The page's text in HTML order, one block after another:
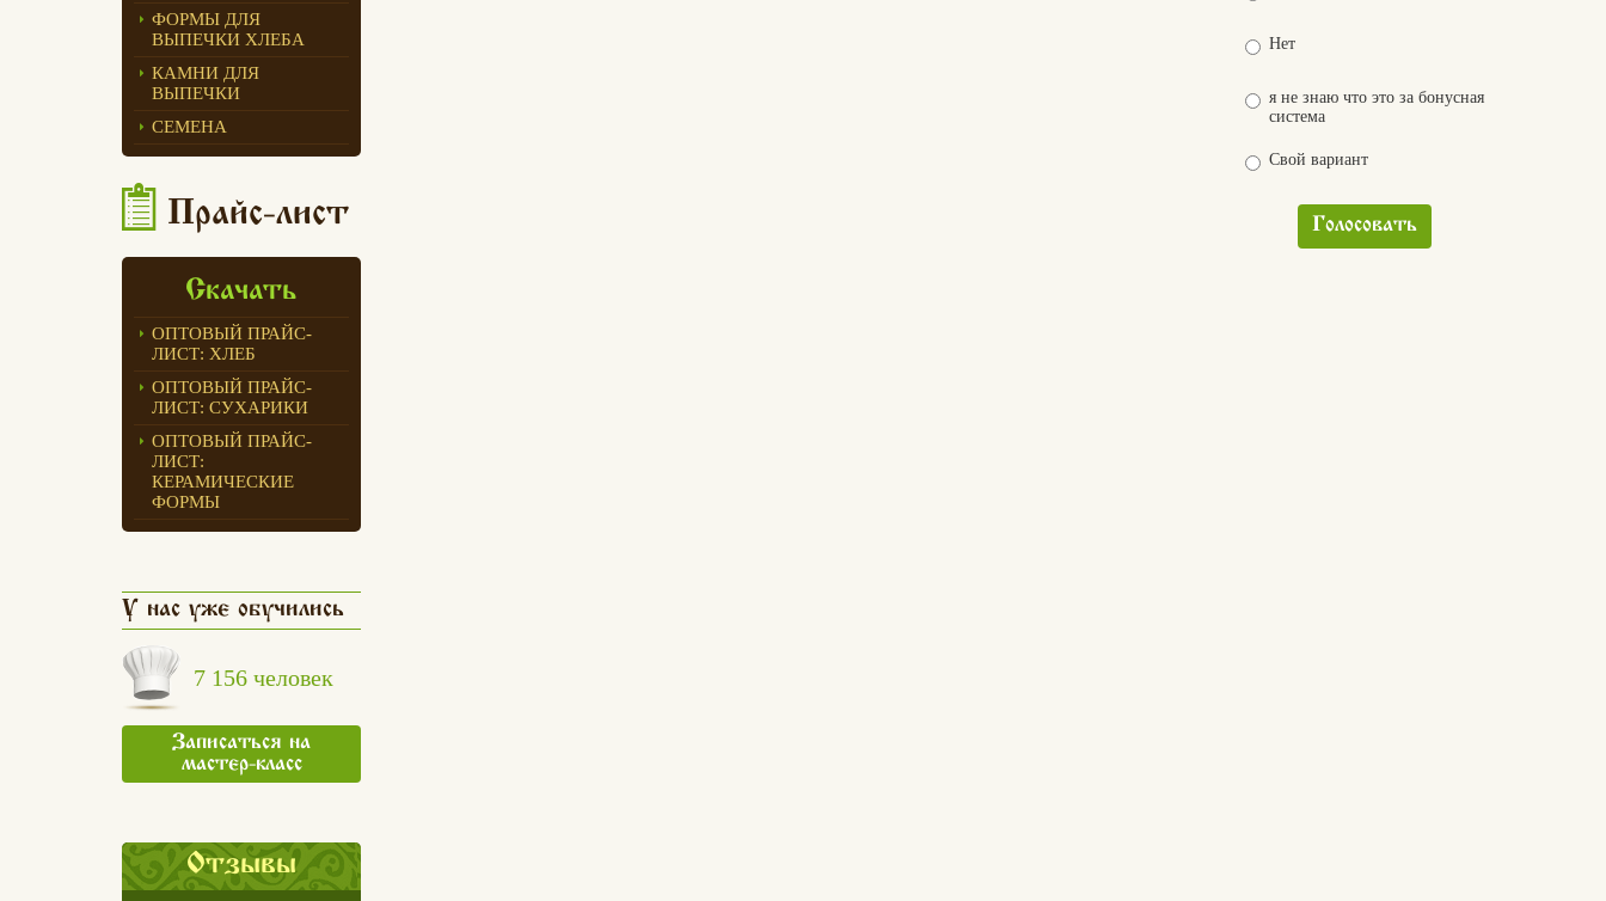
ФОРМЫ ДЛЯ
ВЫПЕЧКИ ХЛЕБА
КАМНИ ДЛЯ
ВЫПЕЧКИ
СЕМЕНА
Прайс-лист
Скачать
ОПТОВЫЙ ПРАЙС-
ЛИСТ: ХЛЕБ
ОПТОВЫЙ ПРАЙС-
ЛИСТ: СУХАРИКИ
ОПТОВЫЙ ПРАЙС-
ЛИСТ:
КЕРАМИЧЕСКИЕ
ФОРМЫ
У нас уже обучились
7 156 человек
Записаться на
мастер-класс
Отзывы
Нет
я не знаю что это за бонусная
система
Свой вариант
Голосовать